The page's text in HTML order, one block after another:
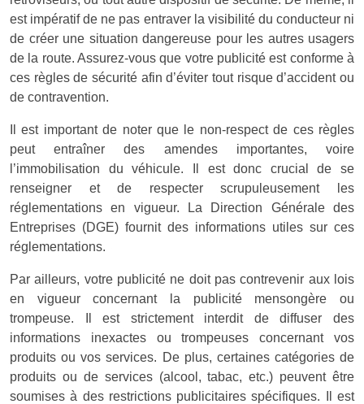
est impératif de ne pas entraver la visibilité du conducteur ni
de créer une situation dangereuse pour les autres usagers
de la route. Assurez-vous que votre publicité est conforme à
ces règles de sécurité afin d’éviter tout risque d’accident ou
de contravention.
Il est important de noter que le non-respect de ces règles
peut entraîner des amendes importantes, voire
l’immobilisation du véhicule. Il est donc crucial de se
renseigner et de respecter scrupuleusement les
réglementations en vigueur. La Direction Générale des
Entreprises (DGE) fournit des informations utiles sur ces
réglementations.
Par ailleurs, votre publicité ne doit pas contrevenir aux lois
en vigueur concernant la publicité mensongère ou
trompeuse. Il est strictement interdit de diffuser des
informations inexactes ou trompeuses concernant vos
produits ou vos services. De plus, certaines catégories de
produits ou de services (alcool, tabac, etc.) peuvent être
soumises à des restrictions publicitaires spécifiques. Il est